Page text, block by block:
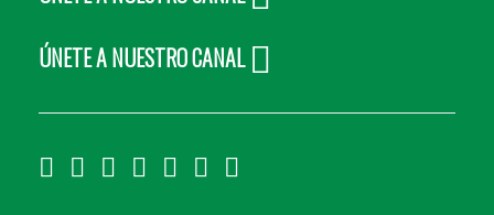
ÚNETE A NUESTRO CANAL